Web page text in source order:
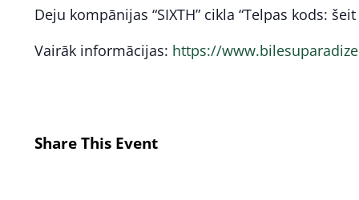
Deju kompānijas “SIXTH” cikla “Telpas kods:
Vairāk informācijas: https://
Share This Event